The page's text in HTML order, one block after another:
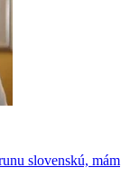
slovenskú, mám